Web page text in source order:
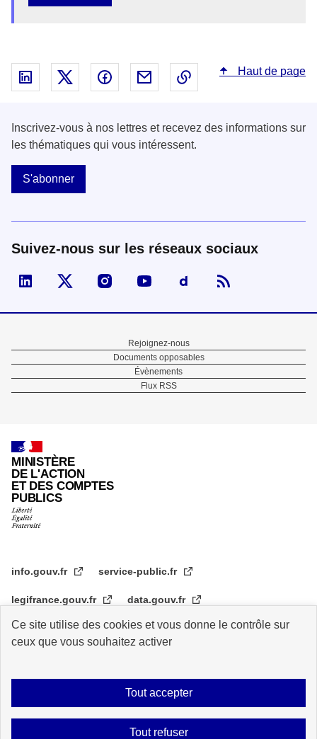
Ce site utilise des cookies et vous donne le contrôle sur
ceux que vous souhaitez activer
Tout accepter
Tout refuser
Partager sur Linked In - nouvelle fenêtre
Partager sur X - nouvelle fenêtre
Partager sur Facebook - nouvelle
Partager par email - nouvelle
Copier le lien dans le
Haut de page
Inscrivez-vous à nos lettres et recevez des informations sur
les thématiques qui vous intéressent.
S'abonner
Suivez-nous sur les réseaux sociaux
Visiter la page Linked In de fonction publique
Visiter la page X de fonction publique
Visiter la page Instagram de fonction
Visiter la page You Tube de
Visiter la page
Pied
de
Rejoignez-nous
Documents opposables
Évènements
Flux RSS
MINISTÈRE
DE L'ACTION
ET DES COMPTES
PUBLICS
info.gouv.fr service-public.fr
legifrance.gouv.fr data.gouv.fr
transformation.gouv.fr
Archive Statistiques de consultation Logos Données personnelles
Gestion des cookies